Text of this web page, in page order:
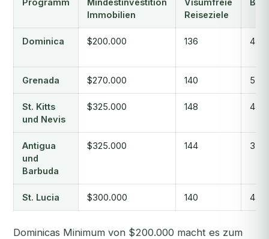
Programm
Mindestinvestition
Immobilien
Visumfreie
Reiseziele
Dominica $200.000 136 4-6
Grenada $270.000 140 5-7
St. Kitts
und Nevis
$325.000 148 4-6
Antigua
und
Barbuda
$325.000 144 3-6
St. Lucia $300.000 140 4-
Dominicas Minimum von $200.000 macht es zum